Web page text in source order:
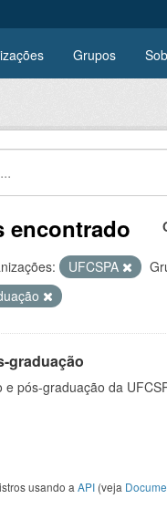
Grupos
encontrado
UFCSPA
graduação
pós-graduação da
usando a API (veja